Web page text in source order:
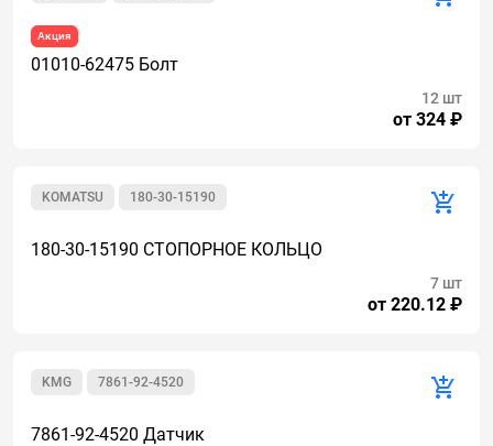
Акция
01010-62475 Болт
от 324 ₽
12 шт
180-30-15190
KOMATSU
180-30-15190 СТОПОРНОЕ КОЛЬЦО
от 220.12 ₽
7 шт
7861-92-4520
KMG
7861-92-4520 Датчик